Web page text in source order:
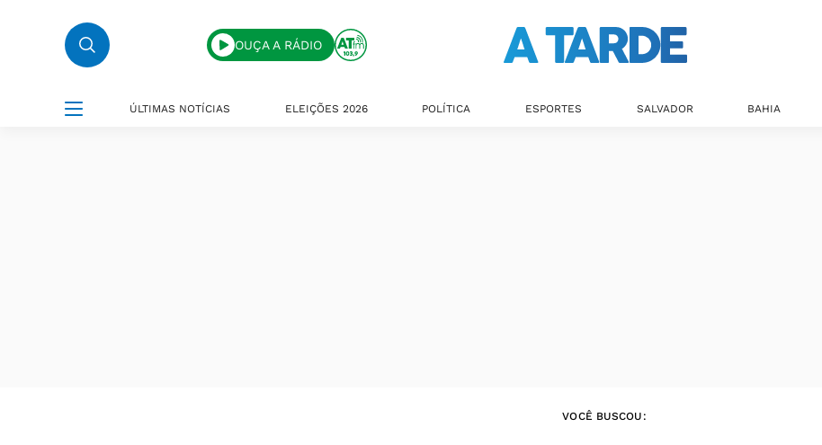
OUÇA A RÁDIO
ÚLTIMAS NOTÍCIAS ELEIÇÕES 2026 POLÍTICA ESPORTES SALVADOR BAHIA
VOCÊ BUSCOU: